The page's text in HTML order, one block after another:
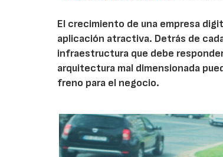
El crecimiento de una empresa
aplicación atractiva. Detrás de
infraestructura que debe
arquitectura mal dimensionada
freno para el negocio.